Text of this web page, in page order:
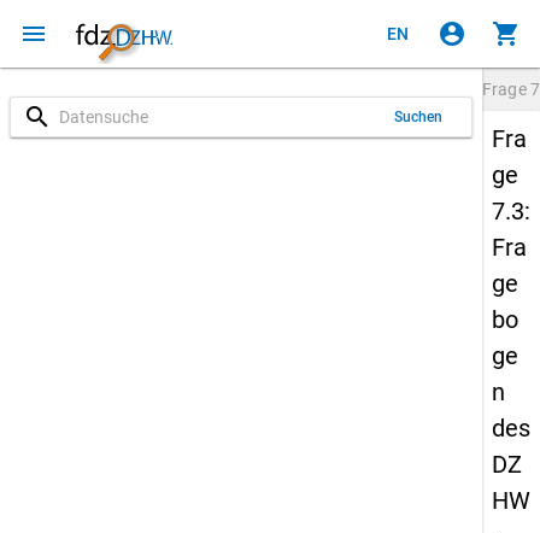
menu EN account_circle shopping_cart
search Suchen
Frage
Fra
ge
7.3:
Fra
ge
bo
ge
n
des
DZ
HW